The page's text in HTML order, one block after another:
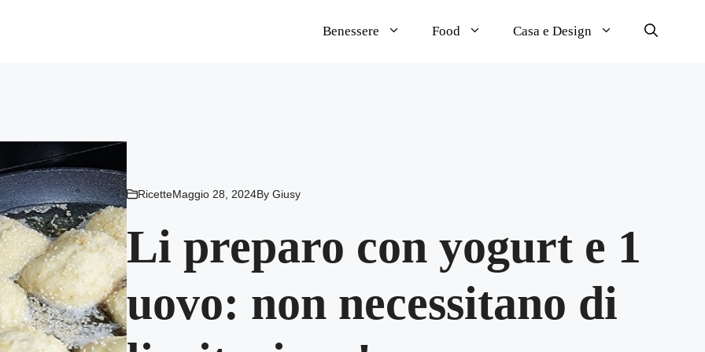
Benessere Food Casa e Design
RicetteMaggio 28, 2024By Giusy
Li preparo con yogurt e 1
uovo: non necessitano di